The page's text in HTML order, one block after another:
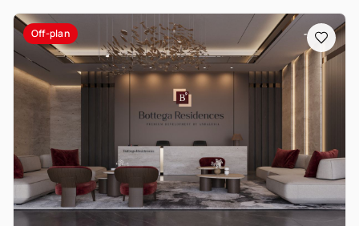
Off-plan